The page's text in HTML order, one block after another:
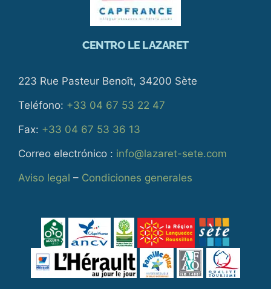
CENTRO LE LAZARET
223 Rue Pasteur Benoît, 34200 Sète
Teléfono: +33 04 67 53 22 47
Fax: +33 04 67 53 36 13
Correo electrónico : info@lazaret-sete.com
Aviso legal – Condiciones generales